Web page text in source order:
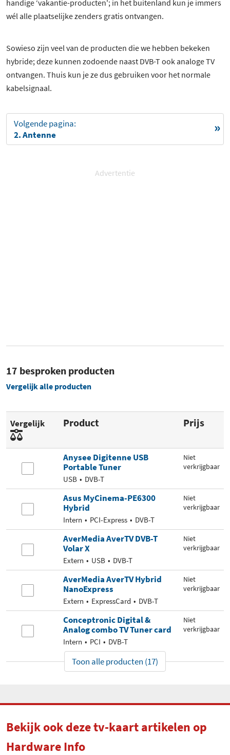
handige ‘vakantie-producten'; in het buitenland kun je immers
wél alle plaatselijke zenders gratis ontvangen.
Sowieso zijn veel van de producten die we hebben bekeken
hybride; deze kunnen zodoende naast DVB-T ook analoge TV
ontvangen. Thuis kun je ze dus gebruiken voor het normale
kabelsignaal.
Volgende pagina:
2. Antenne
Advertentie
17 besproken producten
Vergelijk alle producten
Vergelijk Product Prijs
Anysee Digitenne USB
Portable Tuner
USB DVB-T
Niet
verkrijgbaar
Asus MyCinema-PE6300
Hybrid
Intern PCI-Express DVB-T
Niet
verkrijgbaar
AverMedia AverTV DVB-T
Volar X
Extern USB DVB-T
Niet
verkrijgbaar
AverMedia AverTV Hybrid
NanoExpress
Extern ExpressCard DVB-T
Niet
verkrijgbaar
Conceptronic Digital &
Analog combo TV Tuner card
Intern PCI DVB-T
Niet
verkrijgbaar
Toon alle producten (17)
Bekijk ook deze tv-kaart artikelen op
Hardware Info